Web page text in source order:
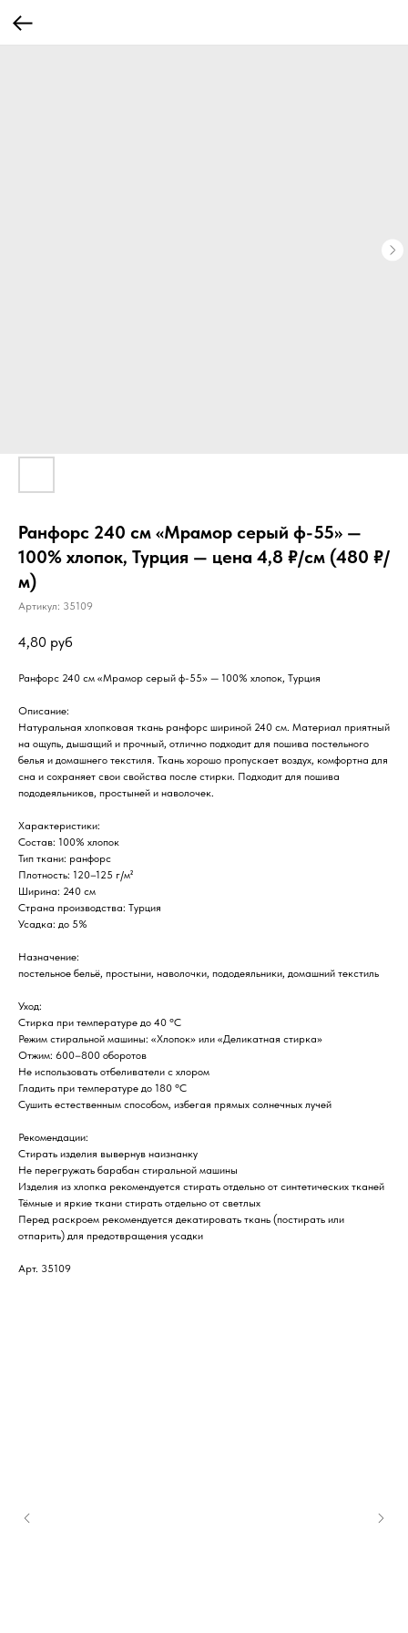
Ранфорс 240 см «Мрамор серый ф-55» —
100% хлопок, Турция — цена 4,8 ₽/см (480 ₽/
м)
Артикул: 35109
4,80 руб
Ранфорс 240 см «Мрамор серый ф-55» — 100% хлопок, Турция
Описание:
Натуральная хлопковая ткань ранфорс шириной 240 см. Материал приятный
на ощупь, дышащий и прочный, отлично подходит для пошива постельного
белья и домашнего текстиля. Ткань хорошо пропускает воздух, комфортна для
сна и сохраняет свои свойства после стирки. Подходит для пошива
пододеяльников, простыней и наволочек.
Характеристики:
Состав: 100% хлопок
Тип ткани: ранфорс
Плотность: 120–125 г/м²
Ширина: 240 см
Страна производства: Турция
Усадка: до 5%
Назначение:
постельное бельё, простыни, наволочки, пододеяльники, домашний текстиль
Уход:
Стирка при температуре до 40 °C
Режим стиральной машины: «Хлопок» или «Деликатная стирка»
Отжим: 600–800 оборотов
Не использовать отбеливатели с хлором
Гладить при температуре до 180 °C
Сушить естественным способом, избегая прямых солнечных лучей
Рекомендации:
Стирать изделия вывернув наизнанку
Не перегружать барабан стиральной машины
Изделия из хлопка рекомендуется стирать отдельно от синтетических тканей
Тёмные и яркие ткани стирать отдельно от светлых
Перед раскроем рекомендуется декатировать ткань (постирать или
отпарить) для предотвращения усадки
Арт. 35109